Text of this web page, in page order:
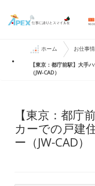
ホーム お仕事
【東京：都庁前駅】大手
（JW-CAD）
【東京：都庁
カーでの戸建
ー（JW-CAD）